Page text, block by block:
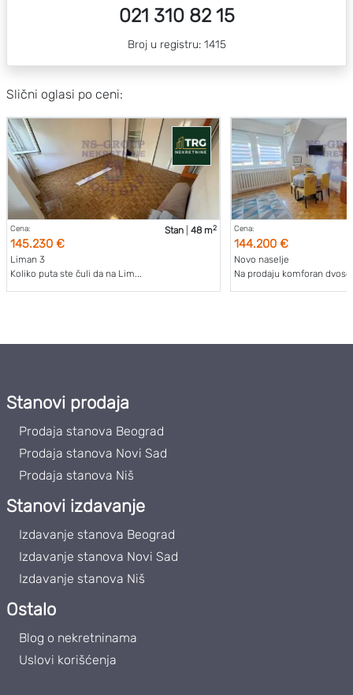
021 310 82 15
Broj u registru: 1415
Slični oglasi po ceni:
Cena:
145.230 €
Stan 48 m2
Liman 3
Koliko puta ste čuli da na Lim...
Cena:
144.200 €
Novo naselje
Na prodaju komforan
Stanovi prodaja
Prodaja stanova Beograd
Prodaja stanova Novi Sad
Prodaja stanova Niš
Stanovi izdavanje
Izdavanje stanova Beograd
Izdavanje stanova Novi Sad
Izdavanje stanova Niš
Ostalo
Blog o nekretninama
Uslovi korišćenja